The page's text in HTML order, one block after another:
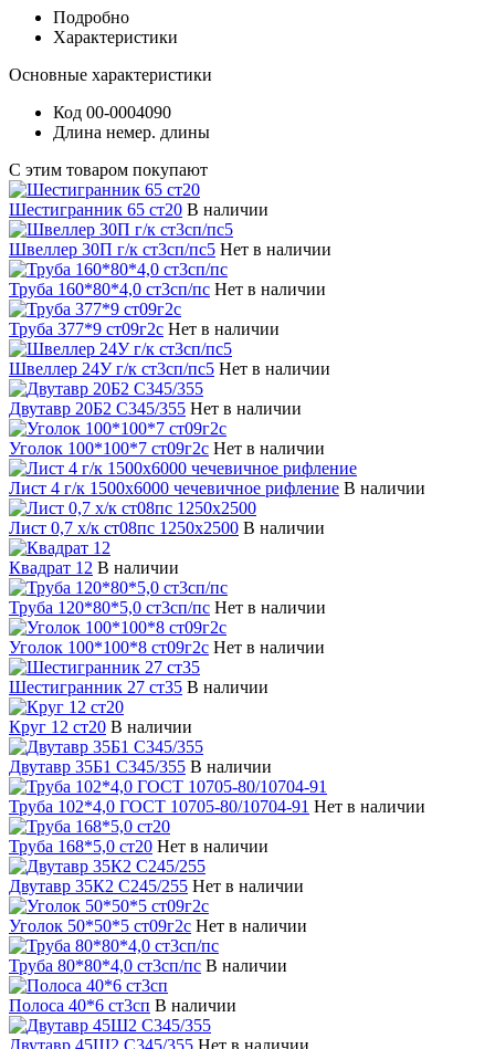
Подробно
Характеристики
Основные характеристики
Код 00-0004090
Длина немер. длины
С этим товаром покупают
Шестигранник 65 ст20 В наличии
Швеллер 30П г/к ст3сп/пс5 Нет в наличии
Труба 160*80*4,0 ст3сп/пс Нет в наличии
Труба 377*9 ст09г2с Нет в наличии
Швеллер 24У г/к ст3сп/пс5 Нет в наличии
Двутавр 20Б2 С345/355 Нет в наличии
Уголок 100*100*7 ст09г2с Нет в наличии
Лист 4 г/к 1500х6000 чечевичное рифление В наличии
Лист 0,7 х/к ст08пс 1250х2500 В наличии
Квадрат 12 В наличии
Труба 120*80*5,0 ст3сп/пс Нет в наличии
Уголок 100*100*8 ст09г2с Нет в наличии
Шестигранник 27 ст35 В наличии
Круг 12 ст20 В наличии
Двутавр 35Б1 С345/355 В наличии
Труба 102*4,0 ГОСТ 10705-80/10704-91 Нет в наличии
Труба 168*5,0 ст20 Нет в наличии
Двутавр 35К2 С245/255 Нет в наличии
Уголок 50*50*5 ст09г2с Нет в наличии
Труба 80*80*4,0 ст3сп/пс В наличии
Полоса 40*6 ст3сп В наличии
Двутавр 45Ш2 С345/355 Нет в наличии